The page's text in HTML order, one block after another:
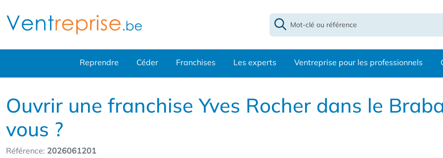
Reprendre Céder Franchises Les experts Ventreprise pour les professionnels
Ouvrir une franchise Yves Rocher dans le
vous ?
Référence: 2026061201